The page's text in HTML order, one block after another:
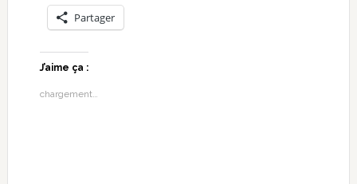
Partager
J’aime ça :
chargement…